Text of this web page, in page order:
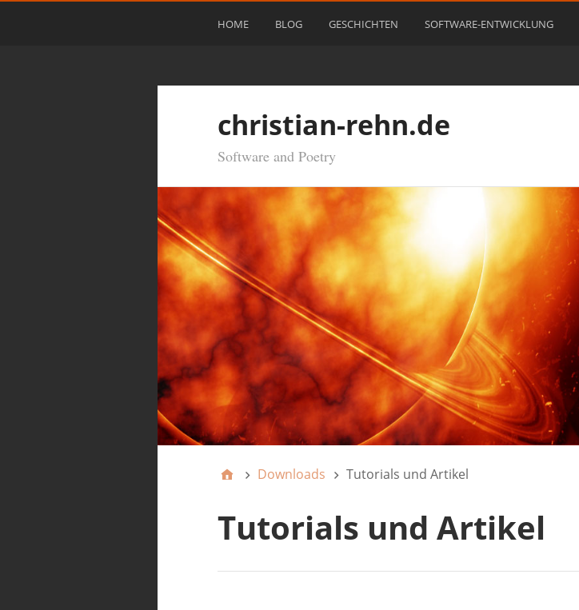
HOME BLOG GESCHICHTEN SOFTWARE-ENTWICKLUNG
christian-rehn.de
Software and Poetry
Downloads Tutorials und Artikel
Tutorials und Artikel